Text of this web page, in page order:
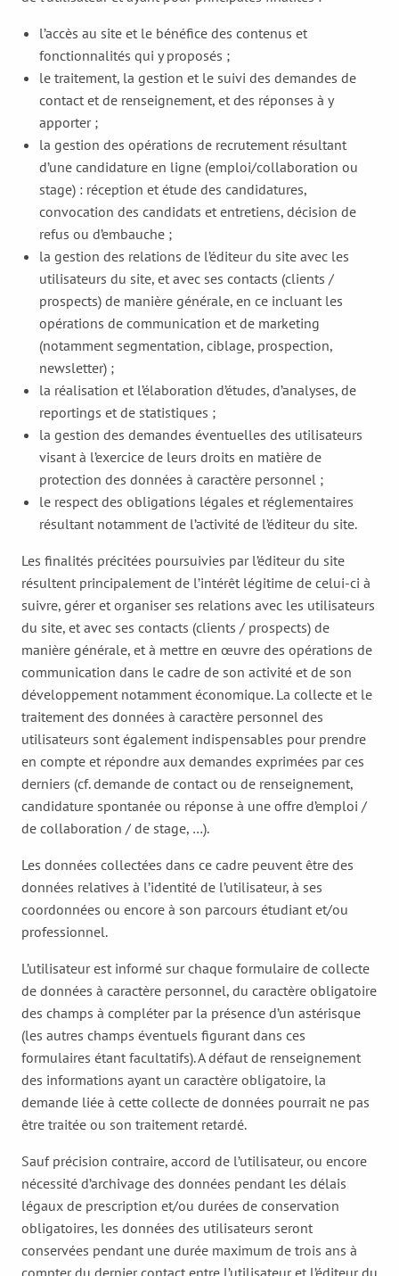
l’accès au site et le bénéfice des contenus et
fonctionnalités qui y proposés ;
le traitement, la gestion et le suivi des demandes de
contact et de renseignement, et des réponses à y
apporter ;
la gestion des opérations de recrutement résultant
d’une candidature en ligne (emploi/collaboration ou
stage) : réception et étude des candidatures,
convocation des candidats et entretiens, décision de
refus ou d’embauche ;
la gestion des relations de l’éditeur du site avec les
utilisateurs du site, et avec ses contacts (clients /
prospects) de manière générale, en ce incluant les
opérations de communication et de marketing
(notamment segmentation, ciblage, prospection,
newsletter) ;
la réalisation et l’élaboration d’études, d’analyses, de
reportings et de statistiques ;
la gestion des demandes éventuelles des utilisateurs
visant à l’exercice de leurs droits en matière de
protection des données à caractère personnel ;
le respect des obligations légales et réglementaires
résultant notamment de l’activité de l’éditeur du site.
Les finalités précitées poursuivies par l’éditeur du site
résultent principalement de l’intérêt légitime de celui-ci à
suivre, gérer et organiser ses relations avec les utilisateurs
du site, et avec ses contacts (clients / prospects) de
manière générale, et à mettre en œuvre des opérations de
communication dans le cadre de son activité et de son
développement notamment économique. La collecte et le
traitement des données à caractère personnel des
utilisateurs sont également indispensables pour prendre
en compte et répondre aux demandes exprimées par ces
derniers (cf. demande de contact ou de renseignement,
candidature spontanée ou réponse à une offre d’emploi /
de collaboration / de stage, …).
Les données collectées dans ce cadre peuvent être des
données relatives à l’identité de l’utilisateur, à ses
coordonnées ou encore à son parcours étudiant et/ou
professionnel.
L’utilisateur est informé sur chaque formulaire de collecte
de données à caractère personnel, du caractère obligatoire
des champs à compléter par la présence d’un astérisque
(les autres champs éventuels figurant dans ces
formulaires étant facultatifs). A défaut de renseignement
des informations ayant un caractère obligatoire, la
demande liée à cette collecte de données pourrait ne pas
être traitée ou son traitement retardé.
Sauf précision contraire, accord de l’utilisateur, ou encore
nécessité d’archivage des données pendant les délais
légaux de prescription et/ou durées de conservation
obligatoires, les données des utilisateurs seront
conservées pendant une durée maximum de trois ans à
compter du dernier contact entre l’utilisateur et l’éditeur du